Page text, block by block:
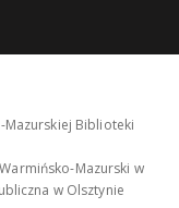
Mazurskiej Biblioteki
Mazurski w
w Olsztynie